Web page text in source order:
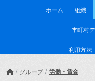
ホーム 組織
市町村
利用方法
グループ 労働・賃金